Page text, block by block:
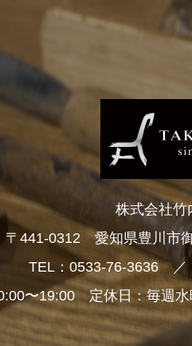
株式会社竹
〒441-0312 愛知県豊川市
TEL：0533-76-3636
〜19:00 定休日：毎週水